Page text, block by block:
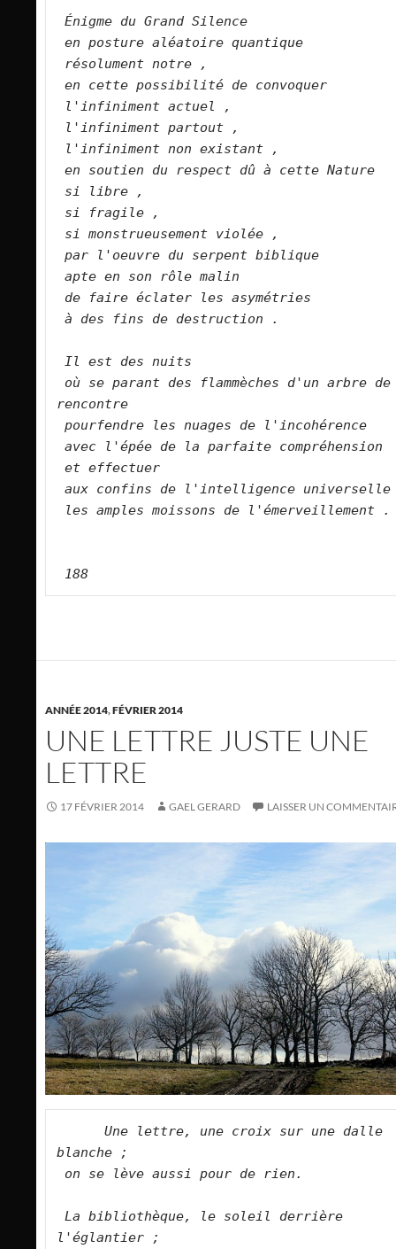
Énigme du Grand Silence
en posture aléatoire quantique
résolument notre ,
en cette possibilité de convoquer
l'infiniment actuel ,
l'infiniment partout ,
l'infiniment non existant ,
en soutien du respect dû à cette Nature
si libre ,
si fragile ,
si monstrueusement violée ,
par l'oeuvre du serpent biblique
apte en son rôle malin
de faire éclater les asymétries
à des fins de destruction .
Il est des nuits
où se parant des flammèches d'un arbre de
rencontre
pourfendre les nuages de l'incohérence
avec l'épée de la parfaite compréhension
et effectuer
aux confins de l'intelligence universelle
les amples moissons de l'émerveillement .
188
ANNÉE 2014,FÉVRIER 2014
UNE LETTRE JUSTE UNE
LETTRE
17 FÉVRIER 2014 GAEL GERARD LAISSER UN
Une lettre, une croix sur une dalle
blanche ;
on se lève aussi pour de rien.
La bibliothèque, le soleil derrière
l'églantier ;